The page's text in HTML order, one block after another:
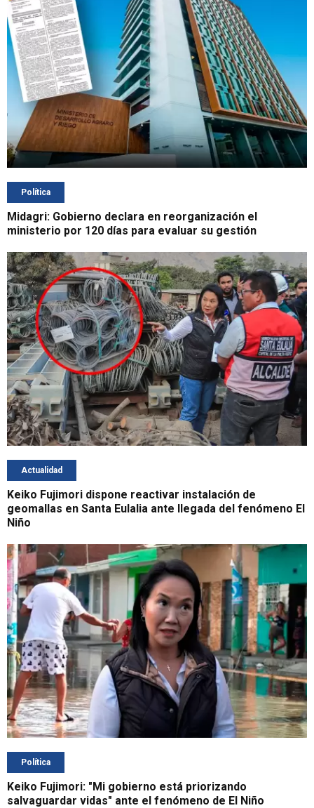
Política
Midagri: Gobierno declara en reorganización el
ministerio por 120 días para evaluar su gestión
Actualidad
Keiko Fujimori dispone reactivar instalación de
geomallas en Santa Eulalia ante llegada del fenómeno El
Niño
Política
Keiko Fujimori: "Mi gobierno está priorizando
salvaguardar vidas" ante el fenómeno de El Niño